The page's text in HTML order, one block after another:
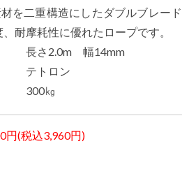
を二重構造にしたダブルブレード
耐摩耗性に優れたロープです。
長さ2.0m 幅14mm
テトロン
300㎏
円(税込3,960円)